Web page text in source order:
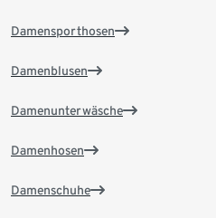
Damensporthosen
Damenblusen
Damenunterwäsche
Damenhosen
Damenschuhe